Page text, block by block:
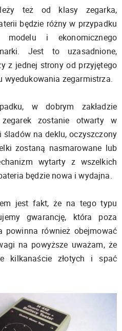
też od klasy zegarka,
będzie różny w przypadku
modelu i ekonomicznego
Jest to uzasadnione,
z jednej strony od przyjętego
wyedukowania zegarmistrza.
w dobrym zakładzie
zostanie otwarty w
na deklu, oczyszczony
zostaną nasmarowane lub
wytarty z wszelkich
będzie nowa i wydajna.
jest fakt, że na tego typu
gwarancję, która poza
powinna również obejmować
na powyższe uważam, że
kilkanaście złotych i spać